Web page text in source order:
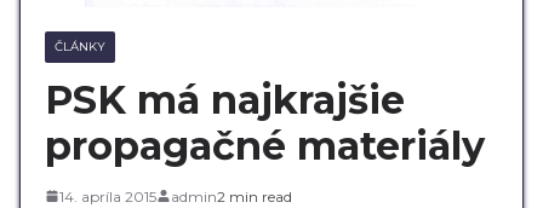
ČLÁNKY
PSK má najkrajšie
propagačné materiály
14. apríla 2015 admin2 min read